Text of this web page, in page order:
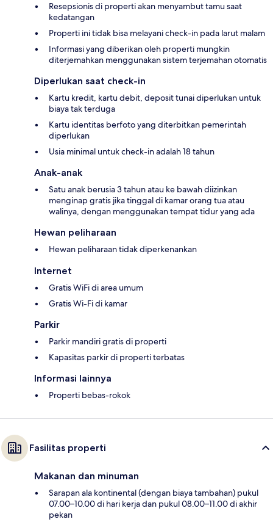
Resepsionis di properti akan menyambut tamu saat
kedatangan
Properti ini tidak bisa melayani check-in pada larut malam
Informasi yang diberikan oleh properti mungkin
diterjemahkan menggunakan sistem terjemahan otomatis
Diperlukan saat check-in
Kartu kredit, kartu debit, deposit tunai diperlukan untuk
biaya tak terduga
Kartu identitas berfoto yang diterbitkan pemerintah
diperlukan
Usia minimal untuk check-in adalah 18 tahun
Anak-anak
Satu anak berusia 3 tahun atau ke bawah diizinkan
menginap gratis jika tinggal di kamar orang tua atau
walinya, dengan menggunakan tempat tidur yang ada
Hewan peliharaan
Hewan peliharaan tidak diperkenankan
Internet
Gratis WiFi di area umum
Gratis Wi-Fi di kamar
Parkir
Parkir mandiri gratis di properti
Kapasitas parkir di properti terbatas
Informasi lainnya
Properti bebas-rokok
Fasilitas properti
Makanan dan minuman
Sarapan ala kontinental (dengan biaya tambahan) pukul
07.00–10.00 di hari kerja dan pukul 08.00–11.00 di akhir
pekan